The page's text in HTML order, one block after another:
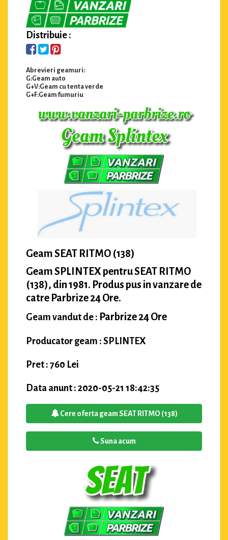
Distribuie :
Abrevieri geamuri:
G:Geam auto
G+V:Geam cu tenta verde
G+F:Geam fumuriu
Geam SEAT RITMO (138)
Geam SPLINTEX pentru SEAT RITMO
(138), din 1981. Produs pus in vanzare de
catre Parbrize 24 Ore.
Geam vandut de : Parbrize 24 Ore
Producator geam : SPLINTEX
Pret : 760 Lei
Data anunt : 2020-05-21 18:42:35
Cere oferta geam SEAT RITMO (138)
Suna acum